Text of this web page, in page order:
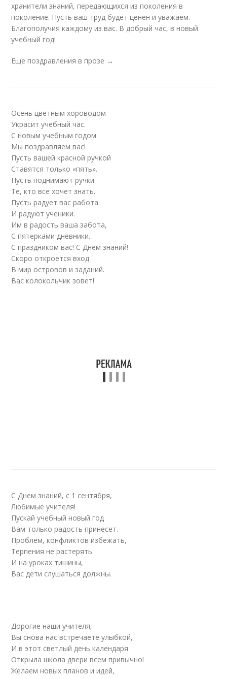
хранители знаний, передающихся из поколения в
поколение. Пусть ваш труд будет ценен и уважаем.
Благополучия каждому из вас. В добрый час, в новый
учебный год!
Еще поздравления в прозе →
Осень цветным хороводом
Украсит учебный час.
С новым учебным годом
Мы поздравляем вас!
Пусть вашей красной ручкой
Ставятся только «пять».
Пусть поднимают ручки
Те, кто все хочет знать.
Пусть радует вас работа
И радуют ученики.
Им в радость ваша забота,
С пятерками дневники.
С праздником вас! С Днем знаний!
Скоро откроется вход
В мир островов и заданий.
Вас колокольчик зовет!
С Днем знаний, с 1 сентября,
Любимые учителя!
Пускай учебный новый год
Вам только радость принесет.
Проблем, конфликтов избежать,
Терпения не растерять
И на уроках тишины,
Вас дети слушаться должны.
Дорогие наши учителя,
Вы снова нас встречаете улыбкой,
И в этот светлый день календаря
Открыла школа двери всем привычно!
Желаем новых планов и идей,